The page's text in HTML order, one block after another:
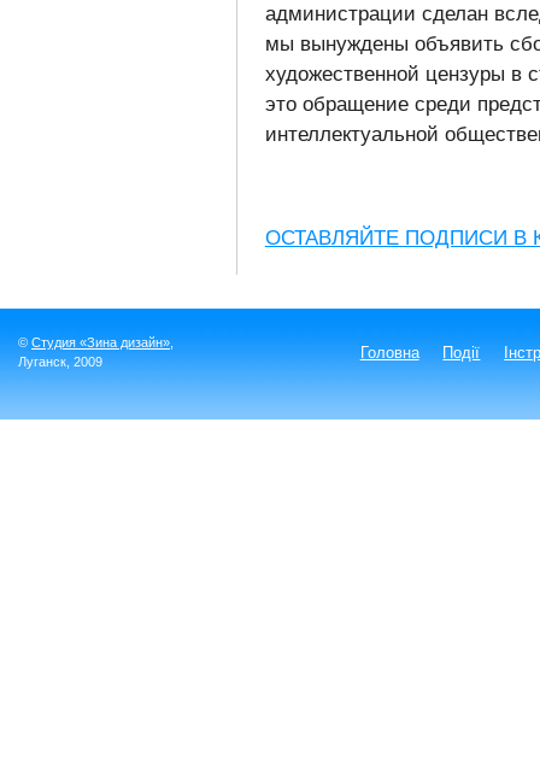
администрации сделан
мы вынуждены объявить
художественной цензуры в
это обращение среди
интеллектуальной
ОСТАВЛЯЙТЕ ПОДПИСИ В
© Студия «Зина дизайн»
Луганск , 2009 Головна Події